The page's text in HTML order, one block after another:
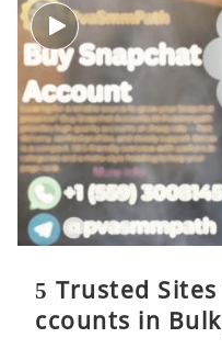
5 Trusted
ccounts in